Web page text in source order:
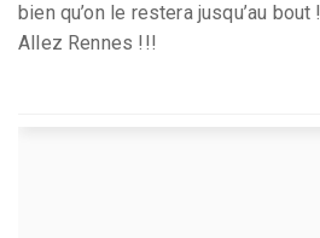
bien qu’on le restera jusqu’au bout !
Allez Rennes !!!